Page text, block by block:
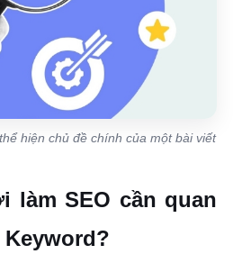
hiện chủ đề chính của một bài viết
làm SEO cần quan